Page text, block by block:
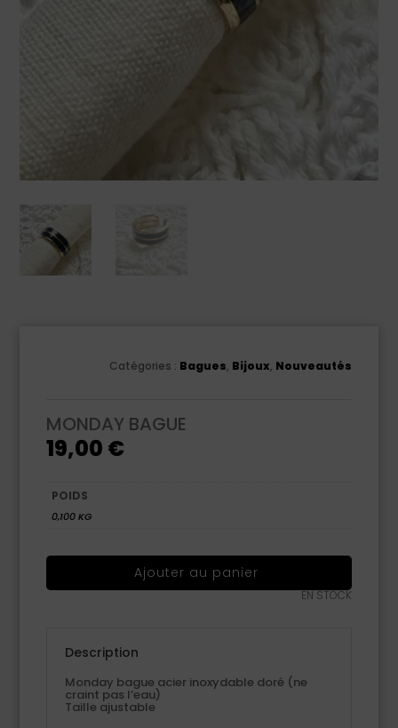
Catégories : Bagues, Bijoux, Nouveautés
MONDAY BAGUE
19,00 €
POIDS
0,100 KG
Ajouter au panier
EN STOCK
Description
Monday bague acier inoxydable doré (ne
craint pas l’eau)
Taille ajustable